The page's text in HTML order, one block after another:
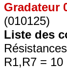
Gradateur
(010125)
Liste des
R1,R7 = 10